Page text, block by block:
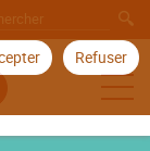
Refuser